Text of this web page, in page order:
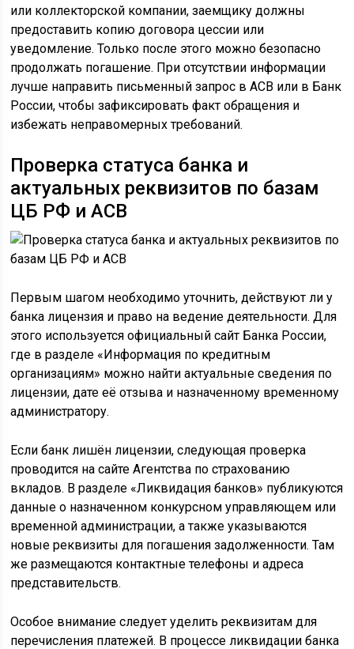
или коллекторской компании, заемщику должны
предоставить копию договора цессии или
уведомление. Только после этого можно безопасно
продолжать погашение. При отсутствии информации
лучше направить письменный запрос в АСВ или в Банк
России, чтобы зафиксировать факт обращения и
избежать неправомерных требований.
Проверка статуса банка и
актуальных реквизитов по базам
ЦБ РФ и АСВ
Первым шагом необходимо уточнить, действуют ли у
банка лицензия и право на ведение деятельности. Для
этого используется официальный сайт Банка России,
где в разделе «Информация по кредитным
организациям» можно найти актуальные сведения по
лицензии, дате её отзыва и назначенному временному
администратору.
Если банк лишён лицензии, следующая проверка
проводится на сайте Агентства по страхованию
вкладов. В разделе «Ликвидация банков» публикуются
данные о назначенном конкурсном управляющем или
временной администрации, а также указываются
новые реквизиты для погашения задолженности. Там
же размещаются контактные телефоны и адреса
представительств.
Особое внимание следует уделить реквизитам для
перечисления платежей. В процессе ликвидации банка